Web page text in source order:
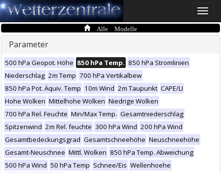
Toggle
Alle Modelle
Parameter
500 hPa Geopot. Höhe 850 hPa Temp. 850 hPa Stromlinien
Niederschlag 2m Temp 700 hPa Vertikalbew
850 hPa Pot. Äquiv. Temp 10m Wind 2m Taupunkt CAPE/LI
Hohe Wolken Mittelhohe Wolken Niedrige Wolken
700 hPa Rel. Feuchte Min/Max Temp. Gesamtniederschlag
Spitzenwind 2m Rel. feuchte 300 hPa Wind 200 hPa Wind
Gesamtbedeckungsgrad Gesamtschneehöhe Neuschneehöhe
Gesamt-Neuschnee Mittl. Wolken 850 hPa Temp. Abweichung
500 hPa Wind 50 hPa Temp Schnee/Eis Wellenhoehe